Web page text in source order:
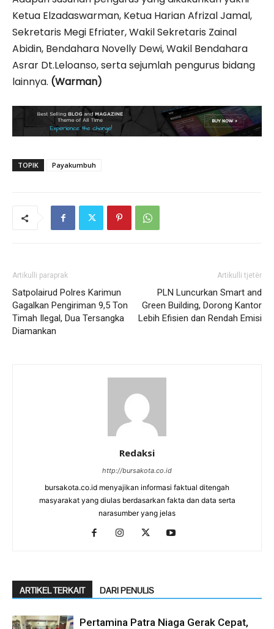
Ketua Elzadaswarman, Ketua Harian Afrizal Jamal,
Sekretaris Megi Efriater, Wakil Sekretaris Zainal
Abidin, Bendahara Novelly Dewi, Wakil Bendahara
Asrar Dt.Leloanso, serta sejumlah pengurus bidang
lainnya. (Warman)
TOPIK Payakumbuh
Artikulli paraprak
Satpolairud Polres Karimun
Gagalkan Pengiriman 9,5 Ton
Timah Ilegal, Dua Tersangka
Diamankan
Artikulli tjetër
PLN Luncurkan Smart and
Green Building, Dorong Kantor
Lebih Efisien dan Rendah Emisi
Redaksi
http://bursakota.co.id
bursakota.co.id menyajikan informasi faktual ditengah
masyarakat yang diulas berdasarkan fakta dan data serta
narasumber yang jelas
ARTIKEL TERKAIT DARI PENULIS
Pertamina Patra Niaga Gerak Cepat,